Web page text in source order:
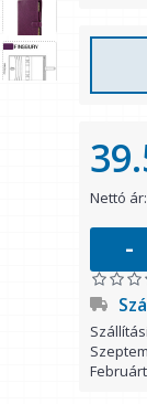
Nettó
-